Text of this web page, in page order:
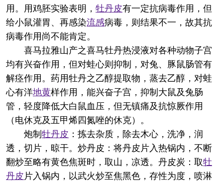
用。用鸡胚实验表明， 牡丹皮有一定抗病毒作用，但
给小鼠灌胃、再感染流感病毒，则结果不一，故其抗
病毒作用尚不能肯定。
喜马拉雅山产之喜马牡丹热浸液对各种动物子宫
均有兴奋作用，但对蛙心则抑制，对兔、豚鼠肠管有
解痉作用。药用牡丹之乙醇提取物，蒸去乙醇，对蛙
心有洋地黄样作用，能兴奋子宫，抑制大鼠及兔肠
管，轻度降低大白鼠血压，但无镇痛及抗惊厥作用
（电休克及五甲烯四氮唑的休克）。
炮制 牡丹皮 ：拣去杂质，除去木心，洗净，润
透，切片，晾干。炒丹皮：将丹皮片入热锅内，不断
翻炒至略有黄色焦斑时，取山，凉透。丹皮炭：取牡
丹皮 片入锅内，以武火炒至焦黑色，存性为度，喷淋